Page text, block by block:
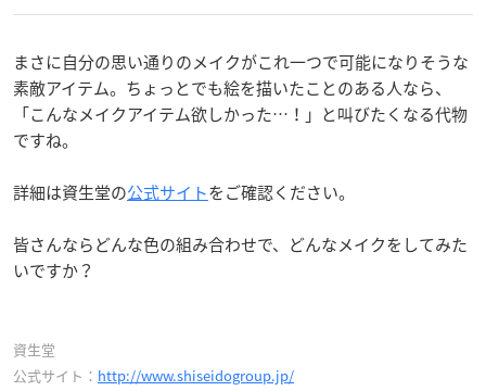
まさに自分の思い通りのメイクがこれ一つで可能になりそうな
素敵アイテム。ちょっとでも絵を描いたことのある人なら、
「こんなメイクアイテム欲しかった…！」と叫びたくなる代物
ですね。
詳細は資生堂の公式サイトをご確認ください。
皆さんならどんな色の組み合わせで、どんなメイクをしてみた
いですか？
資生堂
公式サイト： http://www.shiseidogroup.jp/